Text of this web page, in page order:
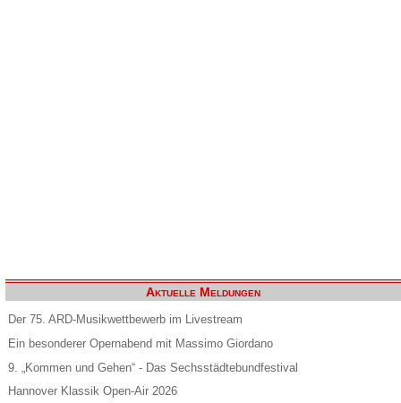
Aktuelle Meldungen
Der 75. ARD-Musikwettbewerb im Livestream
Ein besonderer Opernabend mit Massimo Giordano
9. „Kommen und Gehen“ - Das Sechsstädtebundfestival
Hannover Klassik Open-Air 2026